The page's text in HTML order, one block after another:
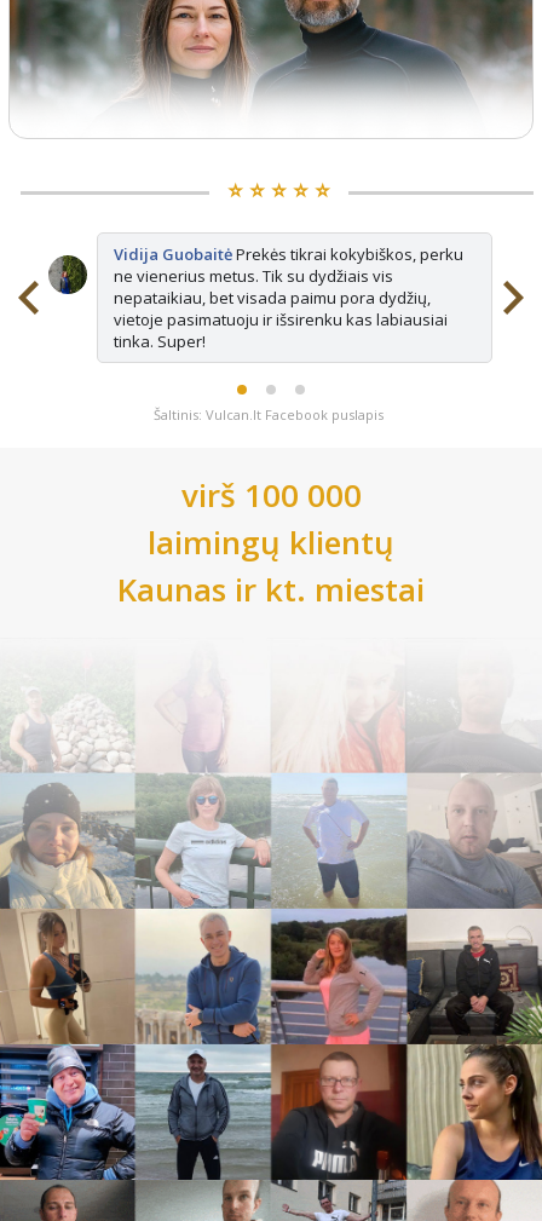
⭐️ ⭐️ ⭐️ ⭐️ ⭐️
Vidija GuobaitėPrekės tikrai kokybiškos, perku
ne vienerius metus. Tik su dydžiais vis
nepataikiau, bet visada paimu pora dydžių,
vietoje pasimatuoju ir išsirenku kas labiausiai
tinka. Super!
Šaltinis: Vulcan.lt Facebook puslapis
virš 100 000
laimingų klientų
Kaunas ir kt. miestai